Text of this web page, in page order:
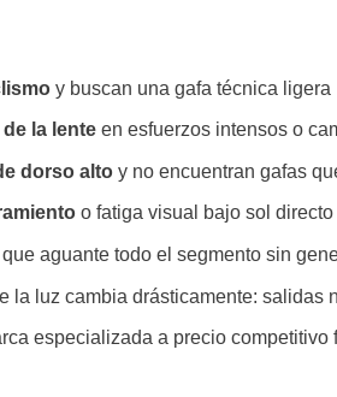
y buscan una gafa técnica ligera
la lenteen esfuerzos intensos o
dorso altoy no encuentran gafas
o fatiga visual bajo sol directo
aguante todo el segmento sin
la luz cambia drásticamente: salidas
especializada a precio